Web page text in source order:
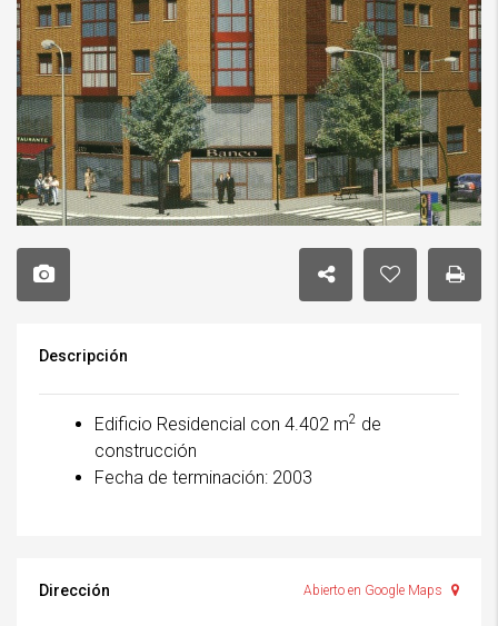
Descripción
Edificio Residencial con 4.402 m2 de
construcción
Fecha de terminación: 2003
Dirección Abierto en Google Maps